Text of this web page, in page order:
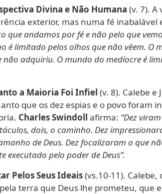
Divina e Não Humana (v. 7). A
exterior, mas numa fé inabalável
que andamos por fé e não pelo que
é limitado pelos olhos que não vêem. O
adquiriu. O mundo do medíocre é
a Maioria Foi Infiel (v. 8). Calebe e
que os dez espias e o povo foram
Charles Swindoll afirma: “Dez
dois, o caminho. Dez
de Deus. Dez focalizaram o que
executado pelo poder de Deus”.
Pelos Seus Ideais(vs.10-11). Calebe,
terra que Deus lhe prometeu, que